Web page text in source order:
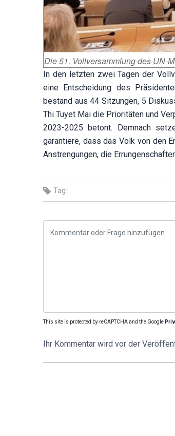
Die 51. Vollversammlung des UN-
In den letzten zwei Tagen der
eine Entscheidung des
bestand aus 44 Sitzungen, 5
Thi Tuyet Mai die Prioritäten und
2023-2025 betont. Demnach
garantiere, dass das Volk von den
Anstrengungen, die
Tag:
This site is protected by reCAPTCHA and the Google
Ihr Kommentar wird vor der